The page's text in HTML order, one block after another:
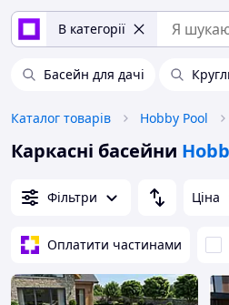
В категорії
Басейн для дачі
Каталог товарів Hobby Pool
Каркасні басейни
Фільтри Ціна
Оплатити частинами